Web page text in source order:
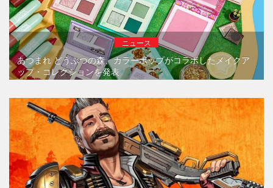
ニュース
あつまれ どうぶつの森、カラーポップがコラボしたメイクア
ップ・コレクションを発表